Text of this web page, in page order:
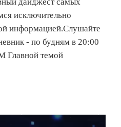
дайджест самых
исключительно
информацией.Слушайте
- по будням в 20:00
Главной темой